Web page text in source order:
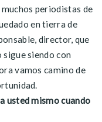
periodistas de
en tierra de
director, que
siendo con
vamos camino de
usted mismo cuando